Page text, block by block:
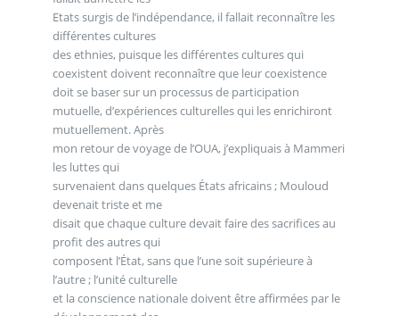
Etats surgis de l’indépendance, il fallait reconnaître les
différentes cultures
des ethnies, puisque les différentes cultures qui
coexistent doivent reconnaître que leur coexistence
doit se baser sur un processus de participation
mutuelle, d’expériences culturelles qui les enrichiront
mutuellement. Après
mon retour de voyage de l’OUA, j’expliquais à Mammeri
les luttes qui
survenaient dans quelques États africains ; Mouloud
devenait triste et me
disait que chaque culture devait faire des sacrifices au
profit des autres qui
composent l’État, sans que l’une soit supérieure à
l’autre ; l’unité culturelle
et la conscience nationale doivent être affirmées par le